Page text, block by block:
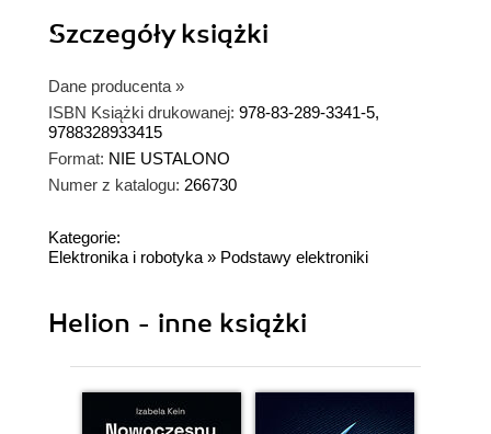
Szczegółyksiążki
Dane producenta »
ISBN Książki drukowanej: 978-83-289-3341-5,
9788328933415
Format: NIE USTALONO
Numer z katalogu: 266730
Kategorie:
Elektronika i robotyka » Podstawy elektroniki
Helion - inne książki